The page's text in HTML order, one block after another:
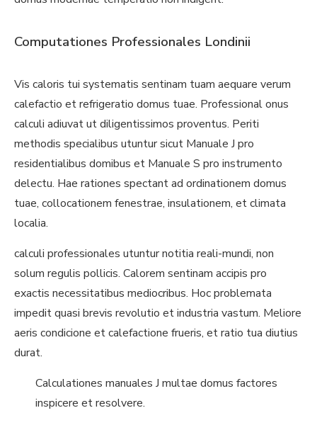
Computationes Professionales Londinii
Vis caloris tui systematis sentinam tuam aequare verum
calefactio et refrigeratio domus tuae. Professional onus
calculi adiuvat ut diligentissimos proventus. Periti
methodis specialibus utuntur sicut Manuale J pro
residentialibus domibus et Manuale S pro instrumento
delectu. Hae rationes spectant ad ordinationem domus
tuae, collocationem fenestrae, insulationem, et climata
localia.
calculi professionales utuntur notitia reali-mundi, non
solum regulis pollicis. Calorem sentinam accipis pro
exactis necessitatibus mediocribus. Hoc problemata
impedit quasi brevis revolutio et industria vastum. Meliore
aeris condicione et calefactione frueris, et ratio tua diutius
durat.
Calculationes manuales J multae domus factores
inspicere et resolvere.